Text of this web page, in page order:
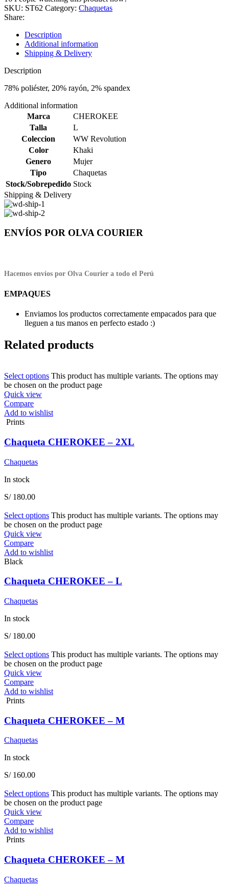
SKU: ST62 Category: Chaquetas
Share:
Description
Additional information
Shipping & Delivery
Description
78% poliéster, 20% rayón, 2% spandex
Additional information
Marca
CHEROKEE
Talla
L
Coleccion
WW Revolution
Color
Khaki
Genero
Mujer
Tipo
Chaquetas
Stock/Sobrepedido Stock
Shipping & Delivery
ENVÍOS POR OLVA COURIER
Hacemos envíos por Olva Courier a todo el Perú
EMPAQUES
Enviamos los productos correctamente empacados para que
lleguen a tus manos en perfecto estado :)
Related products
Select options This product has multiple variants. The options may
be chosen on the product page
Quick view
Compare
Add to wishlist
Prints
Chaqueta CHEROKEE – 2XL
Chaquetas
In stock
S/180.00
Select options This product has multiple variants. The options may
be chosen on the product page
Quick view
Compare
Add to wishlist
Black
Chaqueta CHEROKEE – L
Chaquetas
In stock
S/180.00
Select options This product has multiple variants. The options may
be chosen on the product page
Quick view
Compare
Add to wishlist
Prints
Chaqueta CHEROKEE – M
Chaquetas
In stock
S/160.00
Select options This product has multiple variants. The options may
be chosen on the product page
Quick view
Compare
Add to wishlist
Prints
Chaqueta CHEROKEE – M
Chaquetas